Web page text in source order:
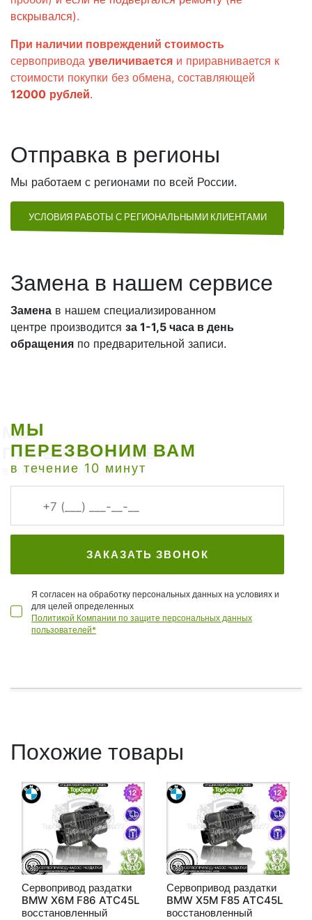
вскрывался).
При наличии повреждений стоимость
сервопривода увеличивается и приравнивается к
стоимости покупки без обмена, составляющей
12000 рублей.
Отправка в регионы
Мы работаем с регионами по всей России.
УСЛОВИЯ РАБОТЫ С РЕГИОНАЛЬНЫМИ КЛИЕНТАМИ
Замена в нашем сервисе
Замена в нашем специализированном
центре производится за 1-1,5 часа в день
обращения по предварительной записи.
МЫ
ПЕРЕЗВОНИМ ВАМ
в течение 10 минут
ЗАКАЗАТЬ ЗВОНОК
Я согласен на обработку персональных данных на условиях и
для целей определенных
Политикой Компании по защите персональных данных
пользователей*
Похожие товары
Сервопривод раздатки
BMW X6M F86 ATC45L
восстановленный
Сервопривод раздатки
BMW X5M F85 ATC45L
восстановленный